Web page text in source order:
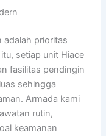
adalah prioritas
setiap unit Hiace
fasilitas pendingin
sehingga
Armada kami
rutin,
keamanan